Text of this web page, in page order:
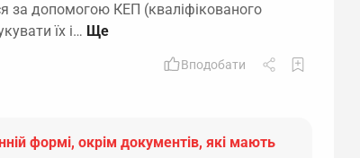
за допомогою КЕП (кваліфікованого
їх і…
Вподобати
формі, окрім документів, які мають